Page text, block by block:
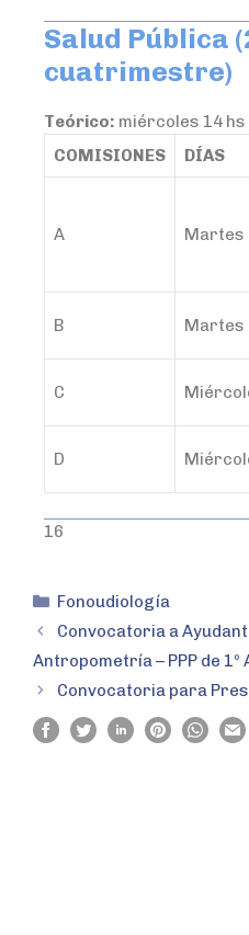
Salud Pública
cuatrimestre)
Teórico: miércoles 14
COMISIONES
DÍAS
A Martes
B Martes
C
D
16
Fonoudiología
Convocatoria a
Antropometría – PPP de 1º
Convocatoria para